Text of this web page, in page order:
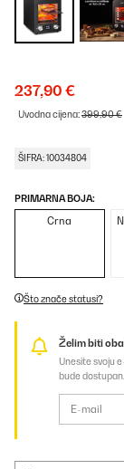
237,90 €
Uvodna cijena:399,90 €
ŠIFRA: 10034804
PRIMARNA BOJA:
Crna
Što znače statusi?
Želim biti
Unesite svoju
bude dostupan.